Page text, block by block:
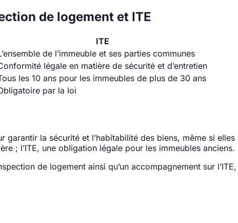
de logement et ITE
ITE
de l’immeuble et ses parties communes
légale en matière de sécurité et d’entretien
les 10 ans pour les immeubles de plus de 30 ans
par la loi
garantir la sécurité et l’habitabilité des biens, même si
; l’ITE, une obligation légale pour les immeubles anciens.
de logement ainsi qu’un accompagnement sur